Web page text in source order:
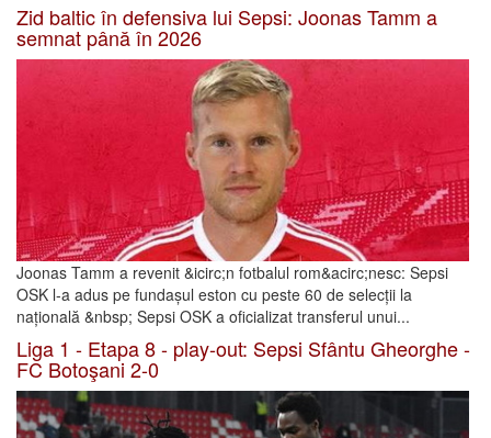
Zid baltic în defensiva lui Sepsi: Joonas Tamm a
semnat până în 2026
Joonas Tamm a revenit &icirc;n fotbalul rom&acirc;nesc: Sepsi
OSK l-a adus pe fundașul eston cu peste 60 de selecții la
națională &nbsp; Sepsi OSK a oficializat transferul unui...
Liga 1 - Etapa 8 - play-out: Sepsi Sfântu Gheorghe -
FC Botoşani 2-0